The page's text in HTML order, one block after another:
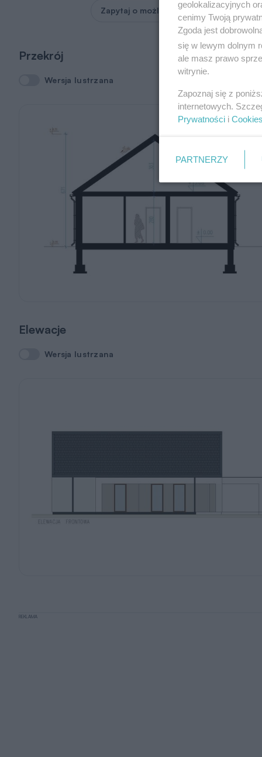
Zapytaj o możliwość zmian
Przekrój
Wersja lustrzana
Wersja lustrzana
Elewacje
Wersja lustrzana
Wersja lustrzana
REKLAMA
geolokalizacyjnych
cenimy Twoją
Zgoda jest
się w lewym dolnym
ale masz prawo
witrynie.
Zapoznaj się z
internetowych.
Prywatności i Cookies
PARTNERZY